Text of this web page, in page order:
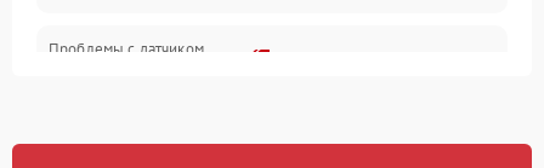
Проблемы с датчиком